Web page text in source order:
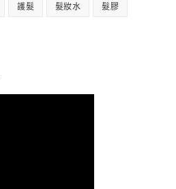
護髮 髮妝水 髮膠